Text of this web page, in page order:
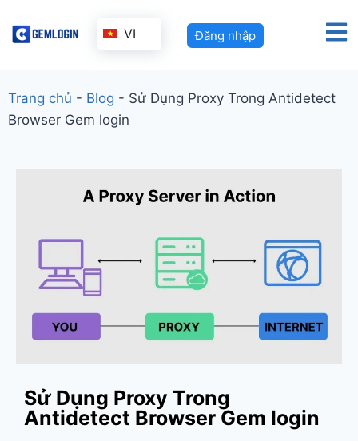
VI Đăng nhập
Trang chủ - Blog - Sử Dụng Proxy Trong Antidetect
Browser Gem login
Sử Dụng Proxy Trong
Antidetect Browser Gem login